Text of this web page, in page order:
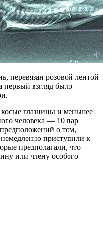
перевязан розовой лентой
взгляд было
глазницы и меньшее
человека — 10 пар
о том,
приступили к
предполагали, что
или члену особого